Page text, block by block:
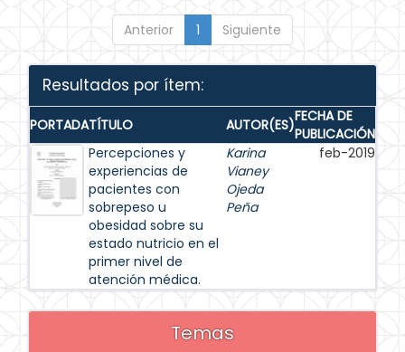
Anterior 1 Siguiente
Resultados por ítem:
PORTADATÍTULO AUTOR(ES)FECHA DE
PUBLICACIÓN
Percepciones y
experiencias de
pacientes con
sobrepeso u
obesidad sobre su
estado nutricio en el
primer nivel de
atención médica.
Karina
Vianey
Ojeda
Peña
feb-2019
Temas